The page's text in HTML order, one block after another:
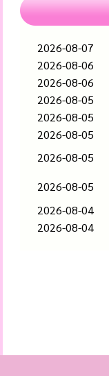
2026-08-07
2026-08-06
2026-08-06
2026-08-05
2026-08-05
2026-08-05
2026-08-05
2026-08-05
2026-08-04
2026-08-04